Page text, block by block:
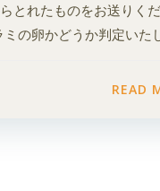
とれたものをお送りく
の卵かどうか判定いた
READ